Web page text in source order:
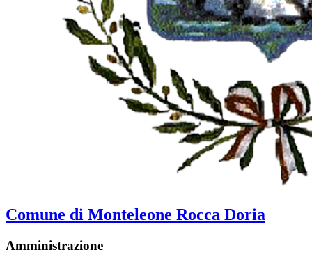
Comune di Monteleone Rocca Doria
Amministrazione